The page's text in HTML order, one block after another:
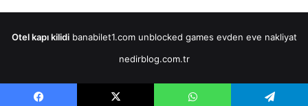
Otel kapı kilidi banabilet1.com unblocked games evden eve nakliyat
nedirblog.com.tr